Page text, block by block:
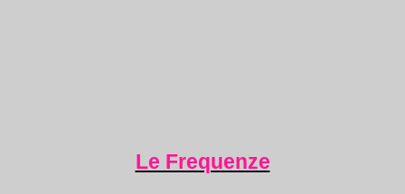
Le Frequenze